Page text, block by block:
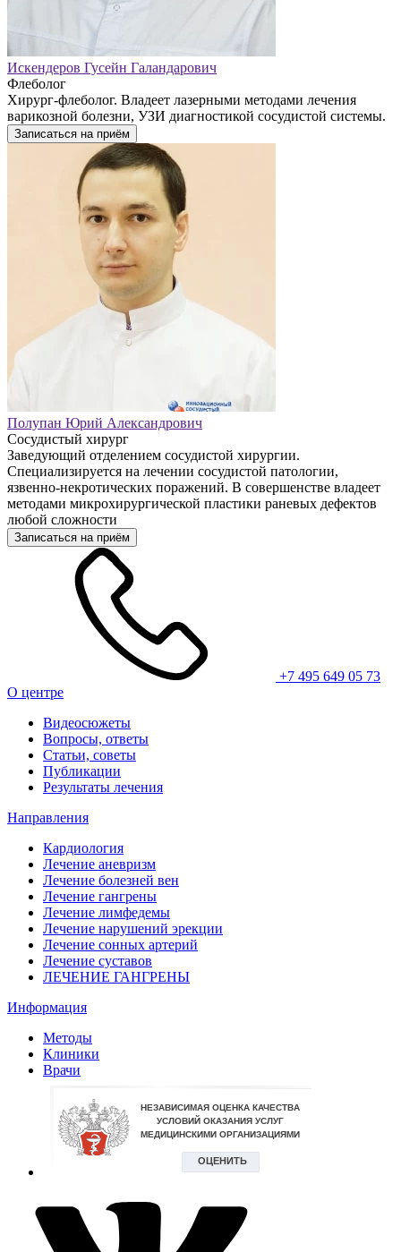
Искендеров Гусейн Галандарович
Флеболог
Хирург-флеболог. Владеет лазерными методами лечения
варикозной болезни, УЗИ диагностикой сосудистой системы.
Записаться на приём
Полупан Юрий Александрович
Сосудистый хирург
Заведующий отделением сосудистой хирургии.
Специализируется на лечении сосудистой патологии,
язвенно-некротических поражений. В совершенстве владеет
методами микрохирургической пластики раневых дефектов
любой сложности
Записаться на приём
+7 495 649 05 73
О центре
Видеосюжеты
Вопросы, ответы
Статьи, советы
Публикации
Результаты лечения
Направления
Кардиология
Лечение аневризм
Лечение болезней вен
Лечение гангрены
Лечение лимфедемы
Лечение нарушений эрекции
Лечение сонных артерий
Лечение суставов
ЛЕЧЕНИЕ ГАНГРЕНЫ
Информация
Методы
Клиники
Врачи